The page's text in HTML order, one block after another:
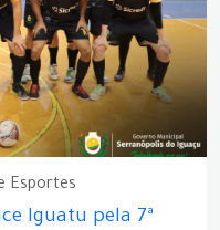
Esportes
Iguatu pela 7ª